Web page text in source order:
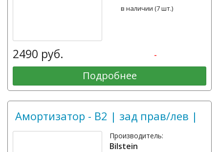
в наличии (7 шт.)
2490 руб. -
Подробнее
Амортизатор - B2 | зад прав/лев |
Производитель:
Bilstein